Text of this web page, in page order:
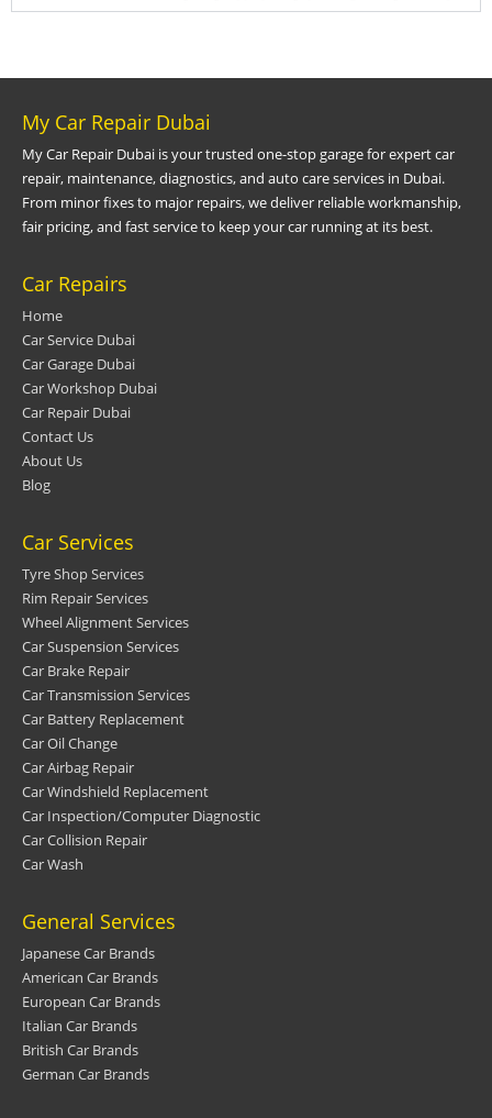
My Car Repair Dubai
My Car Repair Dubai is your trusted one-stop garage for expert car
repair, maintenance, diagnostics, and auto care services in Dubai.
From minor fixes to major repairs, we deliver reliable workmanship,
fair pricing, and fast service to keep your car running at its best.
Car Repairs
Home
Car Service Dubai
Car Garage Dubai
Car Workshop Dubai
Car Repair Dubai
Contact Us
About Us
Blog
Car Services
Tyre Shop Services
Rim Repair Services
Wheel Alignment Services
Car Suspension Services
Car Brake Repair
Car Transmission Services
Car Battery Replacement
Car Oil Change
Car Airbag Repair
Car Windshield Replacement
Car Inspection/Computer Diagnostic
Car Collision Repair
Car Wash
General Services
Japanese Car Brands
American Car Brands
European Car Brands
Italian Car Brands
British Car Brands
German Car Brands